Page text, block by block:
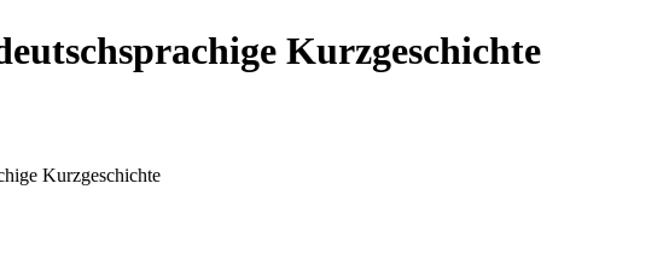
Kurzgeschichte
Kurzgeschichte